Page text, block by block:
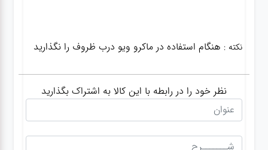
نکته : هنگام استفاده در ماکرو ویو درب ظروف را نگذارید
نظر خود را در رابطه با این کالا به اشتراک بگذارید